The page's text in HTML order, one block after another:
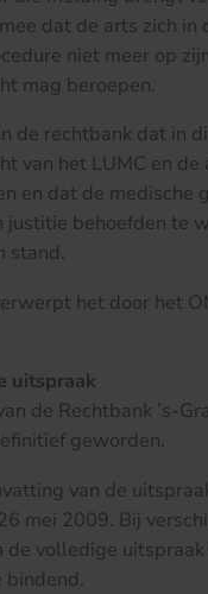
dat de arts zich in
niet meer op
mag beroepen.
de rechtbank dat in
van het LUMC en
en dat de medische
justitie behoefden te
stand.
het door het
uitspraak
de Rechtbank ’s-
geworden.
van de
mei 2009. Bij
de volledige uitspraak